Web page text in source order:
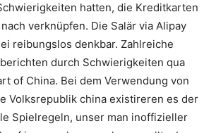
hatten, die Kreditkarten
verknüpfen. Die Salär via Alipay
reibungslos denkbar. Zahlreiche
durch Schwierigkeiten qua
of China. Bei dem Verwendung von
Volksrepublik china existireren es der
Spielregeln, unser man inoffizieller